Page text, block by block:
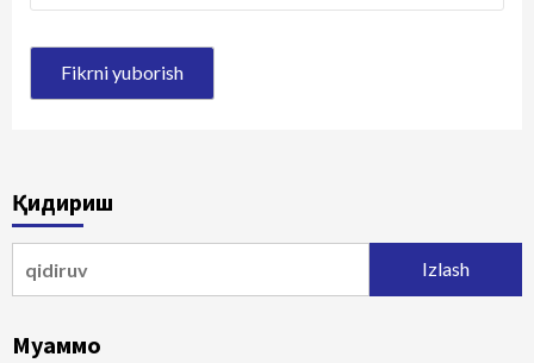
Қидириш
Муаммо